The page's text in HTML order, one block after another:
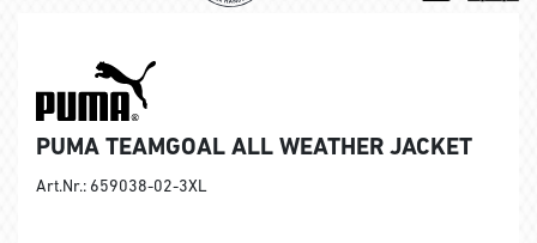
PUMA TEAMGOAL ALL WEATHER JACKET
Art.Nr.: 659038-02-3XL